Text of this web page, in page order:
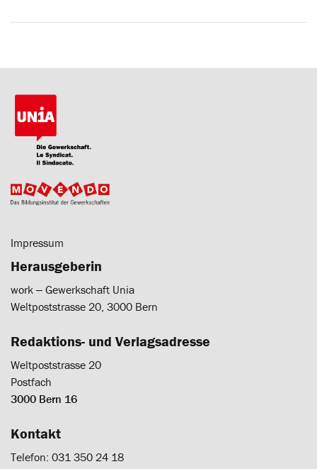
Impressum
Herausgeberin
work ‒ Gewerkschaft Unia
Weltpoststrasse 20, 3000 Bern
Redaktions- und Verlagsadresse
Weltpoststrasse 20
Postfach
3000 Bern 16
Kontakt
Telefon: 031 350 24 18